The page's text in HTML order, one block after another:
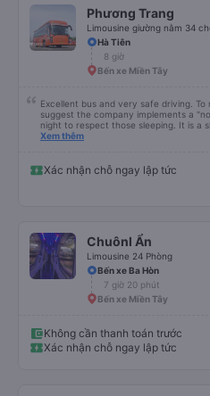
Phương Trang
Limousine giường nằm 34
Hà Tiên
8 giờ
Bến xe Miền Tây
Excellent bus and very safe driving.
suggest the company implements a
night to respect those sleeping. It is a
please display the Wi-Fi password
quy định rõ ràng về việc giữ im lặng
để tránh làm phiền hành khách khác
khẩu Wi-Fi trong xe để hành khách dễ
Xem thêm
Xác nhận chỗ ngay lập tức
Chuônl Ẩn
Limousine 24 Phòng
Bến xe Ba Hòn
7 giờ 20 phút
Bến xe Miền Tây
Không cần thanh toán trước
Xác nhận chỗ ngay lập tức